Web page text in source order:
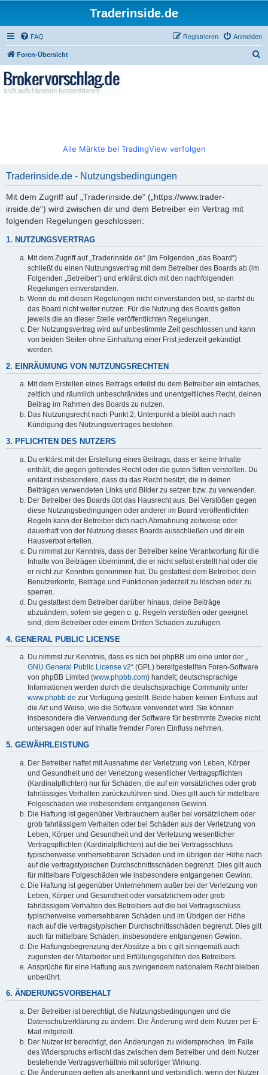
Traderinside.de
FAQ Anmelden
Registrieren
Foren-Übersicht
Alle Märkte bei TradingView verfolgen
Traderinside.de - Nutzungsbedingungen
Mit dem Zugriff auf „Traderinside.de“ („https://www.trader-
inside.de“) wird zwischen dir und dem Betreiber ein Vertrag mit
folgenden Regelungen geschlossen:
1. NUTZUNGSVERTRAG
Mit dem Zugriff auf „Traderinside.de“ (im Folgenden „das Board“)
schließt du einen Nutzungsvertrag mit dem Betreiber des Boards ab (im
Folgenden „Betreiber“) und erklärst dich mit den nachfolgenden
Regelungen einverstanden.
Wenn du mit diesen Regelungen nicht einverstanden bist, so darfst du
das Board nicht weiter nutzen. Für die Nutzung des Boards gelten
jeweils die an dieser Stelle veröffentlichten Regelungen.
Der Nutzungsvertrag wird auf unbestimmte Zeit geschlossen und kann
von beiden Seiten ohne Einhaltung einer Frist jederzeit gekündigt
werden.
2. EINRÄUMUNG VON NUTZUNGSRECHTEN
Mit dem Erstellen eines Beitrags erteilst du dem Betreiber ein einfaches,
zeitlich und räumlich unbeschränktes und unentgeltliches Recht, deinen
Beitrag im Rahmen des Boards zu nutzen.
Das Nutzungsrecht nach Punkt 2, Unterpunkt a bleibt auch nach
Kündigung des Nutzungsvertrages bestehen.
3. PFLICHTEN DES NUTZERS
Du erklärst mit der Erstellung eines Beitrags, dass er keine Inhalte
enthält, die gegen geltendes Recht oder die guten Sitten verstoßen. Du
erklärst insbesondere, dass du das Recht besitzt, die in deinen
Beiträgen verwendeten Links und Bilder zu setzen bzw. zu verwenden.
Der Betreiber des Boards übt das Hausrecht aus. Bei Verstößen gegen
diese Nutzungsbedingungen oder anderer im Board veröffentlichten
Regeln kann der Betreiber dich nach Abmahnung zeitweise oder
dauerhaft von der Nutzung dieses Boards ausschließen und dir ein
Hausverbot erteilen.
Du nimmst zur Kenntnis, dass der Betreiber keine Verantwortung für die
Inhalte von Beiträgen übernimmt, die er nicht selbst erstellt hat oder die
er nicht zur Kenntnis genommen hat. Du gestattest dem Betreiber, dein
Benutzerkonto, Beiträge und Funktionen jederzeit zu löschen oder zu
sperren.
Du gestattest dem Betreiber darüber hinaus, deine Beiträge
abzuändern, sofern sie gegen o. g. Regeln verstoßen oder geeignet
sind, dem Betreiber oder einem Dritten Schaden zuzufügen.
4. GENERAL PUBLIC LICENSE
Du nimmst zur Kenntnis, dass es sich bei phpBB um eine unter der „
GNU General Public License v2“ (GPL) bereitgestellten Foren-Software
von phpBB Limited (www.phpbb.com) handelt; deutschsprachige
Informationen werden durch die deutschsprachige Community unter
www.phpbb.de zur Verfügung gestellt. Beide haben keinen Einfluss auf
die Art und Weise, wie die Software verwendet wird. Sie können
insbesondere die Verwendung der Software für bestimmte Zwecke nicht
untersagen oder auf Inhalte fremder Foren Einfluss nehmen.
5. GEWÄHRLEISTUNG
Der Betreiber haftet mit Ausnahme der Verletzung von Leben, Körper
und Gesundheit und der Verletzung wesentlicher Vertragspflichten
(Kardinalpflichten) nur für Schäden, die auf ein vorsätzliches oder grob
fahrlässiges Verhalten zurückzuführen sind. Dies gilt auch für mittelbare
Folgeschäden wie insbesondere entgangenen Gewinn.
Die Haftung ist gegenüber Verbrauchern außer bei vorsätzlichem oder
grob fahrlässigem Verhalten oder bei Schäden aus der Verletzung von
Leben, Körper und Gesundheit und der Verletzung wesentlicher
Vertragspflichten (Kardinalpflichten) auf die bei Vertragsschluss
typischerweise vorhersehbaren Schäden und im übrigen der Höhe nach
auf die vertragstypischen Durchschnittsschäden begrenzt. Dies gilt auch
für mittelbare Folgeschäden wie insbesondere entgangenen Gewinn.
Die Haftung ist gegenüber Unternehmern außer bei der Verletzung von
Leben, Körper und Gesundheit oder vorsätzlichem oder grob
fahrlässigem Verhalten des Betreibers auf die bei Vertragsschluss
typischerweise vorhersehbaren Schäden und im Übrigen der Höhe
nach auf die vertragstypischen Durchschnittsschäden begrenzt. Dies gilt
auch für mittelbare Schäden, insbesondere entgangenen Gewinn.
Die Haftungsbegrenzung der Absätze a bis c gilt sinngemäß auch
zugunsten der Mitarbeiter und Erfüllungsgehilfen des Betreibers.
Ansprüche für eine Haftung aus zwingendem nationalem Recht bleiben
unberührt.
6. ÄNDERUNGSVORBEHALT
Der Betreiber ist berechtigt, die Nutzungsbedingungen und die
Datenschutzerklärung zu ändern. Die Änderung wird dem Nutzer per E-
Mail mitgeteilt.
Der Nutzer ist berechtigt, den Änderungen zu widersprechen. Im Falle
des Widerspruchs erlischt das zwischen dem Betreiber und dem Nutzer
bestehende Vertragsverhältnis mit sofortiger Wirkung.
Die Änderungen gelten als anerkannt und verbindlich, wenn der Nutzer